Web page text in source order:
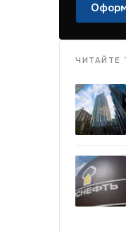
ЧИТАЙТЕ